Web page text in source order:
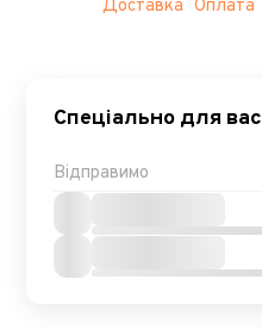
Доставка Оплата
Спеціально для вас
Відправимо